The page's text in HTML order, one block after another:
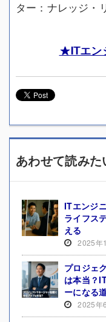
ター：ナレッジ・
★ITエン
あわせて読みた
ITエンジ
ライフス
える
2025年
プロジェ
は本当？
ーになる
2025年